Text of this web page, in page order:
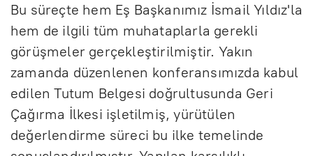
Bu süreçte hem Eş Başkanımız İsmail Yıldız'la
hem de ilgili tüm muhataplarla gerekli
görüşmeler gerçekleştirilmiştir. Yakın
zamanda düzenlenen konferansımızda kabul
edilen Tutum Belgesi doğrultusunda Geri
Çağırma İlkesi işletilmiş, yürütülen
değerlendirme süreci bu ilke temelinde